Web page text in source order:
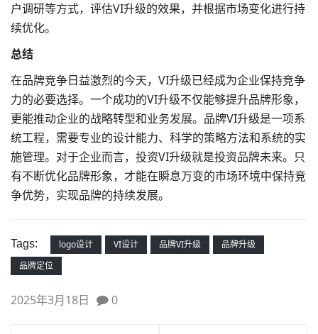
户调研等方式，评估VI升级的效果，并根据市场变化进行持
续优化。
总结
在品牌竞争日益激烈的今天，VI升级已经成为企业保持竞争
力的必要选择。一个成功的VI升级不仅能够提升品牌形象，
更能推动企业的战略转型和业务发展。品牌VI升级是一项系
统工程，需要专业的设计能力、科学的策略方法和系统的实
施管理。对于企业而言，投资VI升级就是投资品牌未来。只
有不断优化品牌形象，才能在瞬息万变的市场环境中保持竞
争优势，实现品牌的持续发展。
Tags: logo设计 VI设计 品牌VI升级
品牌升级
品牌定位
2025年3月18日 0